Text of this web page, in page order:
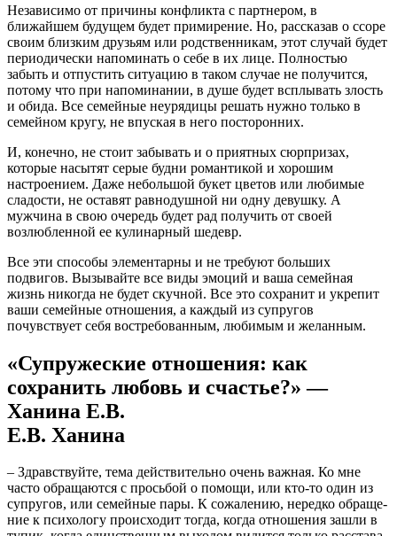
Независимо от причины конфликта с партнером, в
ближайшем будущем будет примирение. Но, рассказав о ссоре
своим близким друзьям или родственникам, этот случай будет
периодически напоминать о себе в их лице. Полностью
забыть и отпустить ситуацию в таком случае не получится,
потому что при напоминании, в душе будет всплывать злость
и обида. Все семейные неурядицы решать нужно только в
семейном кругу, не впуская в него посторонних.
И, конечно, не стоит забывать и о приятных сюрпризах,
которые насытят серые будни романтикой и хорошим
настроением. Даже небольшой букет цветов или любимые
сладости, не оставят равнодушной ни одну девушку. А
мужчина в свою очередь будет рад получить от своей
возлюбленной ее кулинарный шедевр.
Все эти способы элементарны и не требуют больших
подвигов. Вызывайте все виды эмоций и ваша семейная
жизнь никогда не будет скучной. Все это сохранит и укрепит
ваши семейные отношения, а каждый из супругов
почувствует себя востребованным, любимым и желанным.
«Супружеские отношения: как
сохранить любовь и счастье?» —
Ханина Е.В.
Е.В. Ханина
– Здрав­ствуй­те, тема дей­стви­тель­но очень важ­ная. Ко мне
часто обра­ща­ют­ся с прось­бой о помо­щи, или кто-то один из
супру­гов, или семей­ные пары. К сожа­ле­нию, неред­ко обра­ще­
ние к пси­хо­ло­гу про­ис­хо­дит тогда, когда отно­ше­ния зашли в